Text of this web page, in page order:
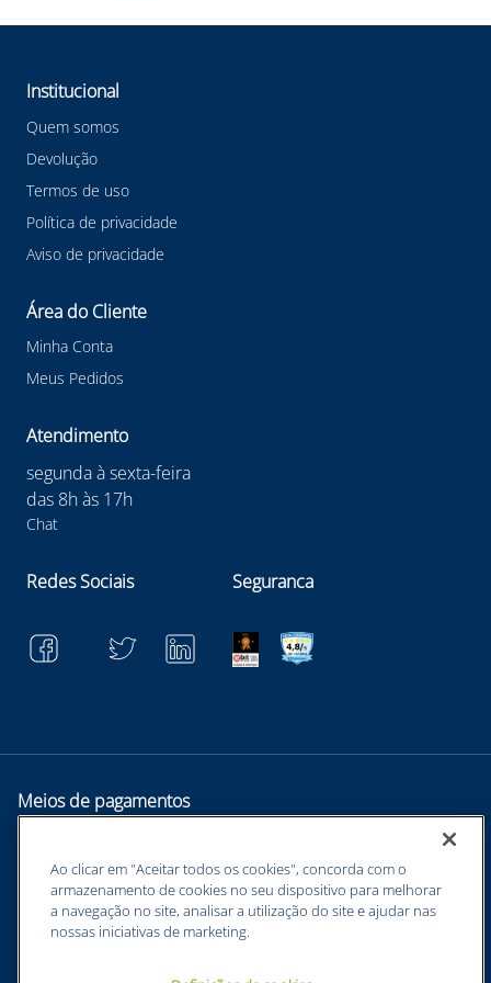
Institucional
Quem somos
Devolução
Termos de uso
Política de privacidade
Aviso de privacidade
Área do Cliente
Minha Conta
Meus Pedidos
Atendimento
segunda à sexta-feira
das 8h às 17h
Chat
Redes Sociais Seguranca
Meios de pagamentos
Ao clicar em "Aceitar todos os cookies", concorda com o
armazenamento de cookies no seu dispositivo para melhorar
a navegação no site, analisar a utilização do site e ajudar nas
nossas iniciativas de marketing.